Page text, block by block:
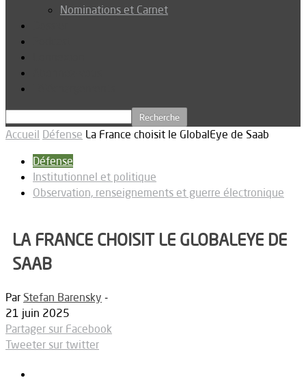
Nominations et Carnet
Accueil Défense La France choisit le GlobalEye de Saab
Défense
Institutionnel et politique
Observation, renseignements et guerre électronique
LA FRANCE CHOISIT LE GLOBALEYE DE
SAAB
Par Stefan Barensky -
21 juin 2025
Partager sur Facebook
Tweeter sur twitter